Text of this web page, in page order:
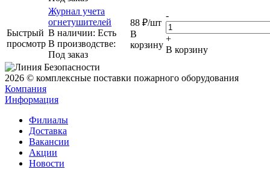
Быстрый
просмотр
Журнал учета
огнетушителей
В наличии: Eсть
В производстве:
Под заказ
88 ₽/шт
В
корзину
-
+
В корзину
2026 © комплексные поставки пожарного оборудования
Компания
Информация
Филиалы
Доставка
Вакансии
Акции
Новости